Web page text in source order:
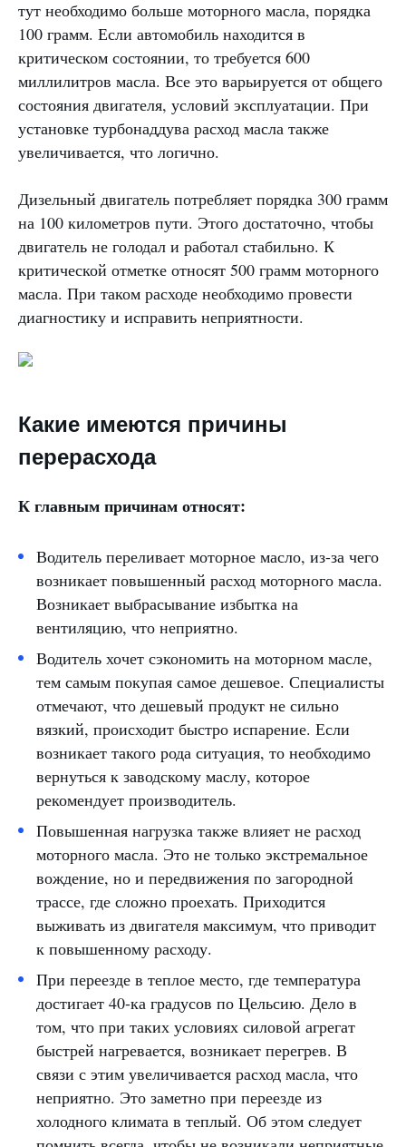
тут необходимо больше моторного масла, порядка
100 грамм. Если автомобиль находится в
критическом состоянии, то требуется 600
миллилитров масла. Все это варьируется от общего
состояния двигателя, условий эксплуатации. При
установке турбонаддува расход масла также
увеличивается, что логично.
Дизельный двигатель потребляет порядка 300 грамм
на 100 километров пути. Этого достаточно, чтобы
двигатель не голодал и работал стабильно. К
критической отметке относят 500 грамм моторного
масла. При таком расходе необходимо провести
диагностику и исправить неприятности.
Какие имеются причины
перерасхода
К главным причинам относят:
Водитель переливает моторное масло, из-за чего
возникает повышенный расход моторного масла.
Возникает выбрасывание избытка на
вентиляцию, что неприятно.
Водитель хочет сэкономить на моторном масле,
тем самым покупая самое дешевое. Специалисты
отмечают, что дешевый продукт не сильно
вязкий, происходит быстро испарение. Если
возникает такого рода ситуация, то необходимо
вернуться к заводскому маслу, которое
рекомендует производитель.
Повышенная нагрузка также влияет не расход
моторного масла. Это не только экстремальное
вождение, но и передвижения по загородной
трассе, где сложно проехать. Приходится
выживать из двигателя максимум, что приводит
к повышенному расходу.
При переезде в теплое место, где температура
достигает 40-ка градусов по Цельсию. Дело в
том, что при таких условиях силовой агрегат
быстрей нагревается, возникает перегрев. В
связи с этим увеличивается расход масла, что
неприятно. Это заметно при переезде из
холодного климата в теплый. Об этом следует